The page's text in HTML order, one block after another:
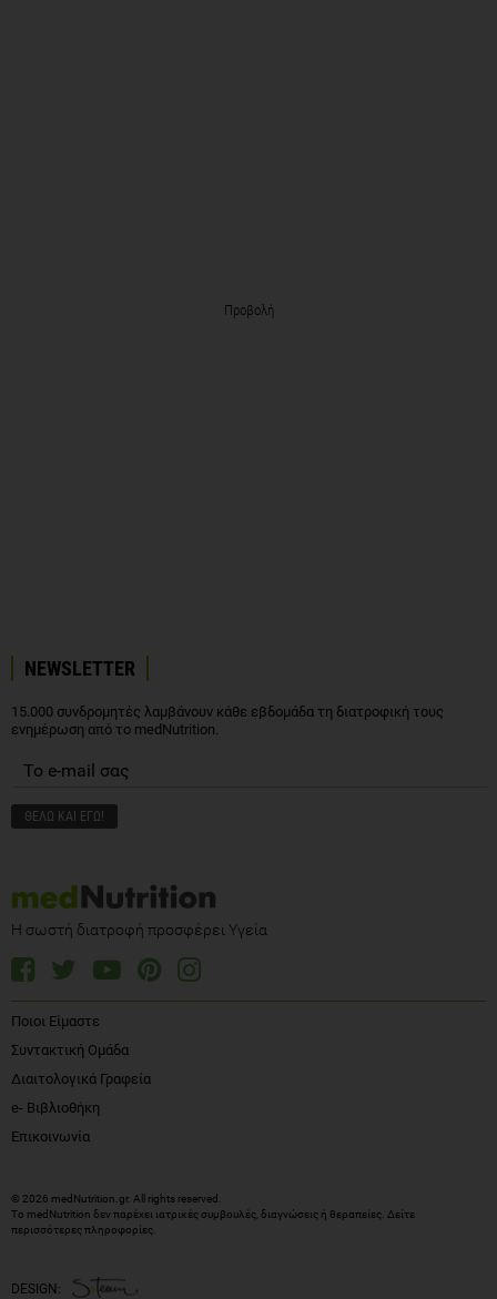
Προβολή
NEWSLETTER
15.000 συνδρομητές λαμβάνουν κάθε εβδομάδα τη διατροφική τους
ενημέρωση από το medNutrition.
Η σωστή διατροφή προσφέρει Υγεία
Ποιοι Είμαστε
Συντακτική Ομάδα
Διαιτολογικά Γραφεία
e- Βιβλιοθήκη
Επικοινωνία
© 2026 medNutrition.gr. All rights reserved.
Το medNutrition δεν παρέχει ιατρικές συμβουλές, διαγνώσεις ή θεραπείες. Δείτε
περισσότερες πληροφορίες
DESIGN: